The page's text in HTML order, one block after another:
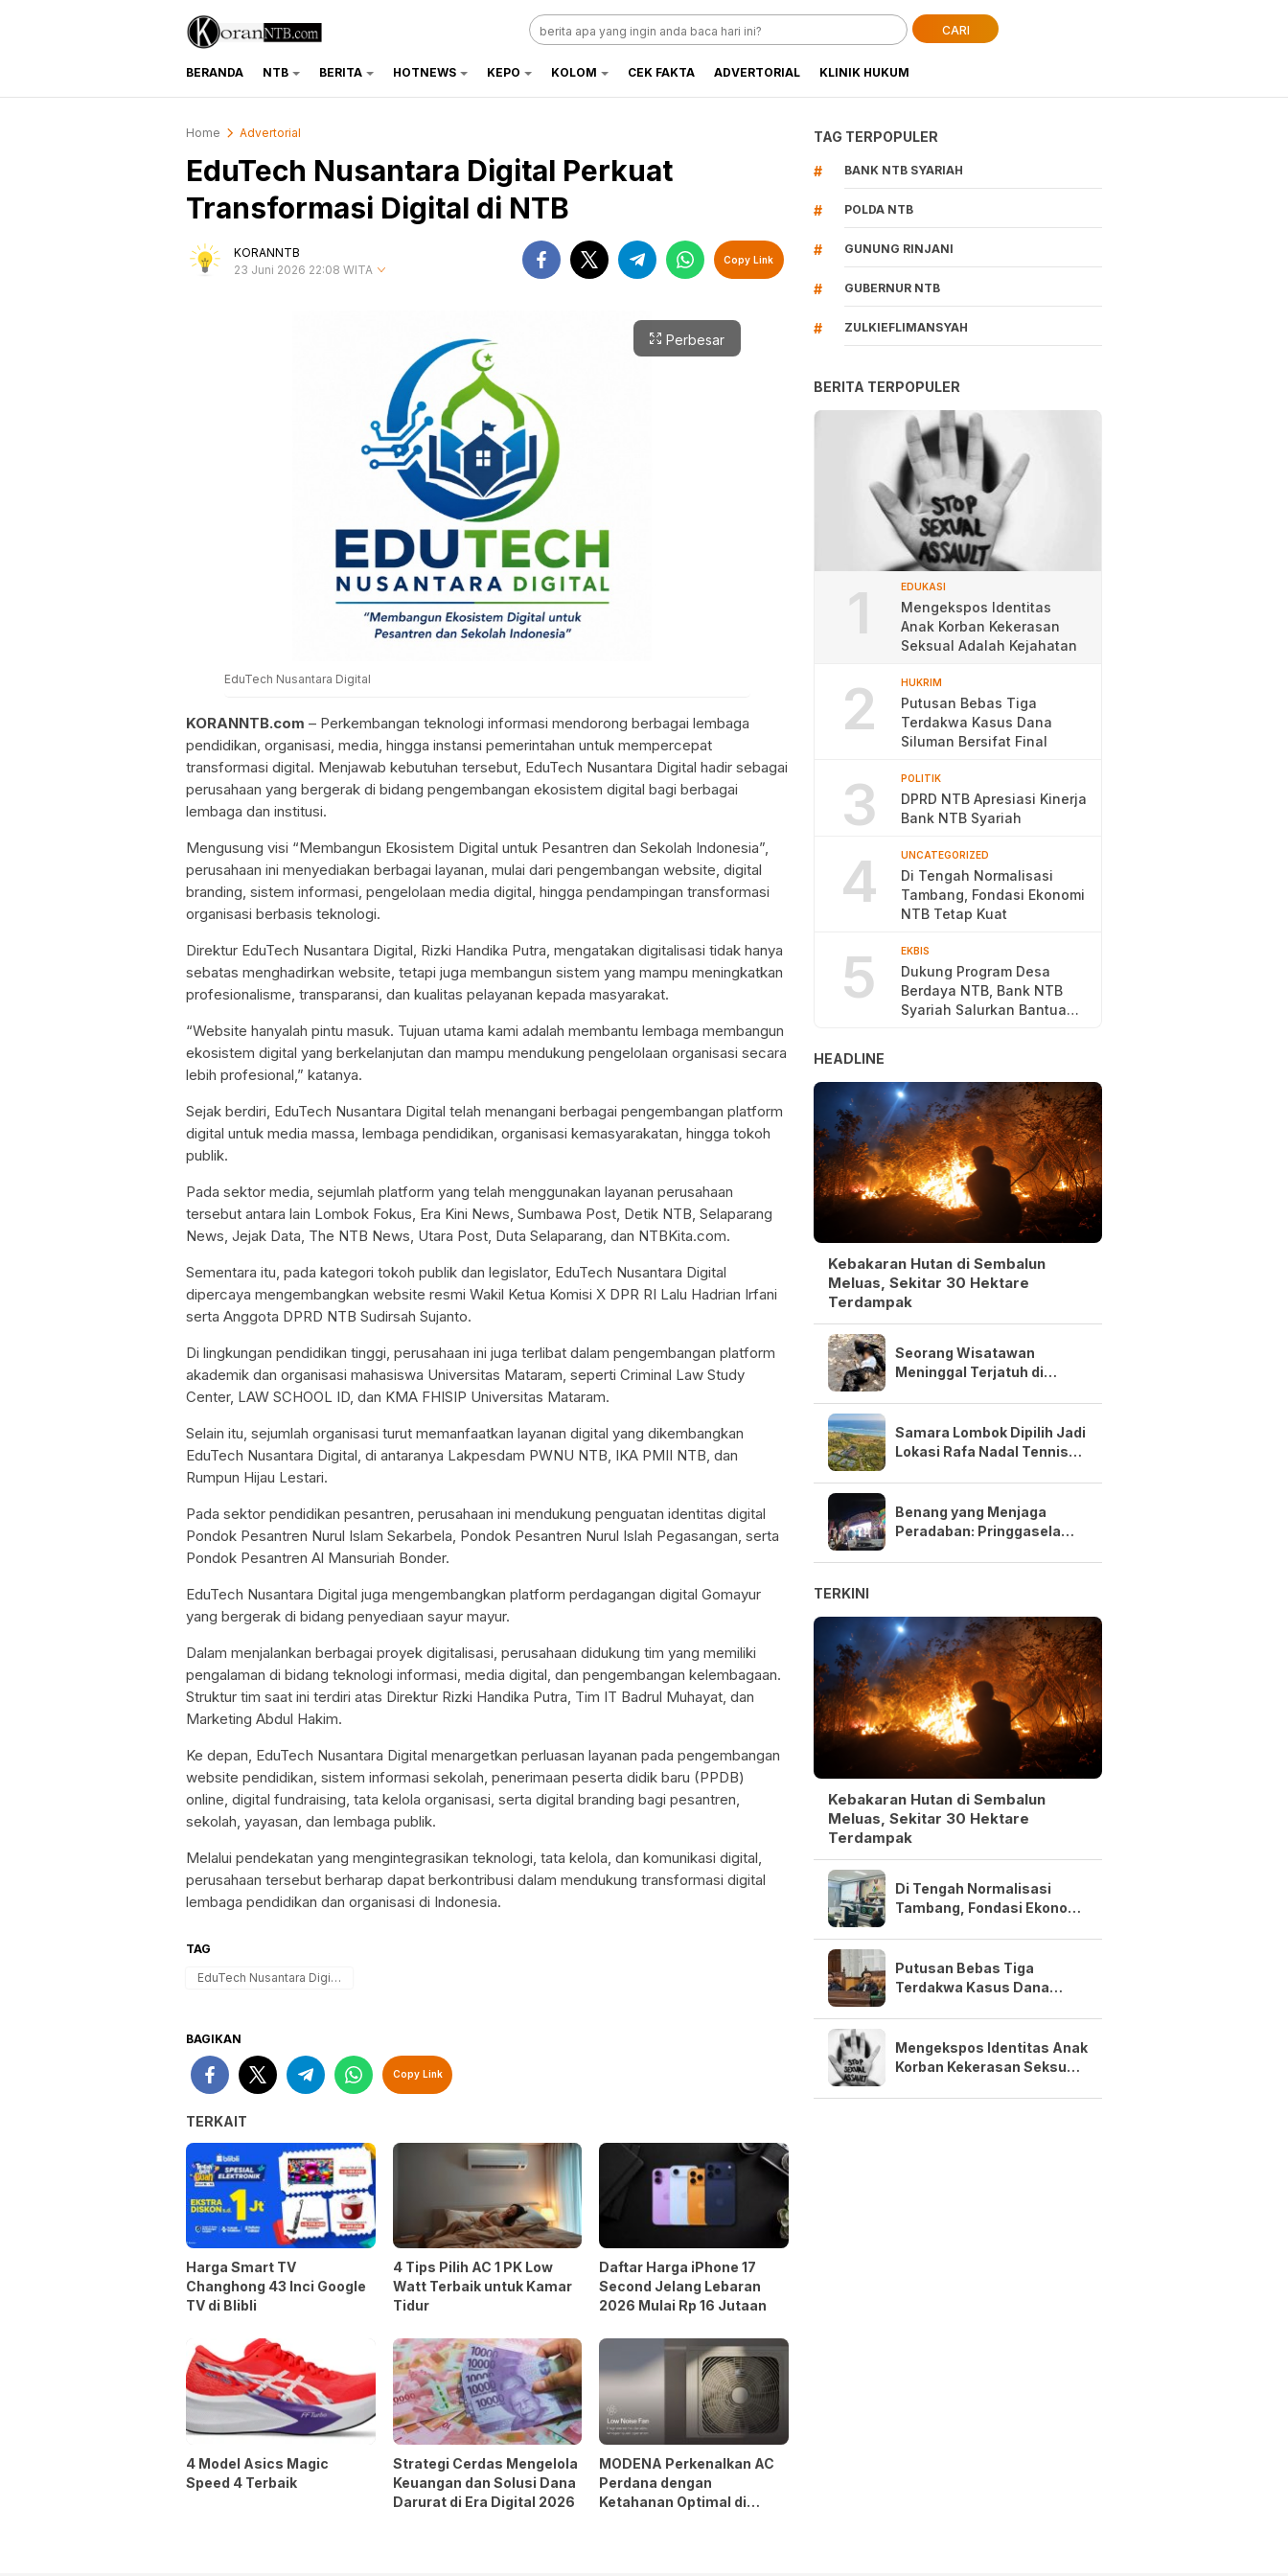
koranntb.com
CARI
BERANDA NTB BERITA HOTNEWS KEPO KOLOM CEK FAKTA ADVERTORIAL KLINIK HUKUM
Home Advertorial
EduTech Nusantara Digital Perkuat
Transformasi Digital di NTB
KORANNTB
23 Juni 2026 22:08 WITA
Copy Link
Perbesar
EduTech Nusantara Digital
KORANNTB.com – Perkembangan teknologi informasi mendorong berbagai lembaga
pendidikan, organisasi, media, hingga instansi pemerintahan untuk mempercepat
transformasi digital. Menjawab kebutuhan tersebut, EduTech Nusantara Digital hadir sebagai
perusahaan yang bergerak di bidang pengembangan ekosistem digital bagi berbagai
lembaga dan institusi.
Mengusung visi “Membangun Ekosistem Digital untuk Pesantren dan Sekolah Indonesia”,
perusahaan ini menyediakan berbagai layanan, mulai dari pengembangan website, digital
branding, sistem informasi, pengelolaan media digital, hingga pendampingan transformasi
organisasi berbasis teknologi.
Direktur EduTech Nusantara Digital, Rizki Handika Putra, mengatakan digitalisasi tidak hanya
sebatas menghadirkan website, tetapi juga membangun sistem yang mampu meningkatkan
profesionalisme, transparansi, dan kualitas pelayanan kepada masyarakat.
“Website hanyalah pintu masuk. Tujuan utama kami adalah membantu lembaga membangun
ekosistem digital yang berkelanjutan dan mampu mendukung pengelolaan organisasi secara
lebih profesional,” katanya.
Sejak berdiri, EduTech Nusantara Digital telah menangani berbagai pengembangan platform
digital untuk media massa, lembaga pendidikan, organisasi kemasyarakatan, hingga tokoh
publik.
Pada sektor media, sejumlah platform yang telah menggunakan layanan perusahaan
tersebut antara lain Lombok Fokus, Era Kini News, Sumbawa Post, Detik NTB, Selaparang
News, Jejak Data, The NTB News, Utara Post, Duta Selaparang, dan NTBKita.com.
Sementara itu, pada kategori tokoh publik dan legislator, EduTech Nusantara Digital
dipercaya mengembangkan website resmi Wakil Ketua Komisi X DPR RI Lalu Hadrian Irfani
serta Anggota DPRD NTB Sudirsah Sujanto.
Di lingkungan pendidikan tinggi, perusahaan ini juga terlibat dalam pengembangan platform
akademik dan organisasi mahasiswa Universitas Mataram, seperti Criminal Law Study
Center, LAW SCHOOL ID, dan KMA FHISIP Universitas Mataram.
Selain itu, sejumlah organisasi turut memanfaatkan layanan digital yang dikembangkan
EduTech Nusantara Digital, di antaranya Lakpesdam PWNU NTB, IKA PMII NTB, dan
Rumpun Hijau Lestari.
Pada sektor pendidikan pesantren, perusahaan ini mendukung penguatan identitas digital
Pondok Pesantren Nurul Islam Sekarbela, Pondok Pesantren Nurul Islah Pegasangan, serta
Pondok Pesantren Al Mansuriah Bonder.
EduTech Nusantara Digital juga mengembangkan platform perdagangan digital Gomayur
yang bergerak di bidang penyediaan sayur mayur.
Dalam menjalankan berbagai proyek digitalisasi, perusahaan didukung tim yang memiliki
pengalaman di bidang teknologi informasi, media digital, dan pengembangan kelembagaan.
Struktur tim saat ini terdiri atas Direktur Rizki Handika Putra, Tim IT Badrul Muhayat, dan
Marketing Abdul Hakim.
Ke depan, EduTech Nusantara Digital menargetkan perluasan layanan pada pengembangan
website pendidikan, sistem informasi sekolah, penerimaan peserta didik baru (PPDB)
online, digital fundraising, tata kelola organisasi, serta digital branding bagi pesantren,
sekolah, yayasan, dan lembaga publik.
Melalui pendekatan yang mengintegrasikan teknologi, tata kelola, dan komunikasi digital,
perusahaan tersebut berharap dapat berkontribusi dalam mendukung transformasi digital
lembaga pendidikan dan organisasi di Indonesia.
TAG
EduTech Nusantara Digital
BAGIKAN
Copy Link
TERKAIT
Harga Smart TV
Changhong 43 Inci Google
TV di Blibli
4 Tips Pilih AC 1 PK Low
Watt Terbaik untuk Kamar
Tidur
Daftar Harga iPhone 17
Second Jelang Lebaran
2026 Mulai Rp 16 Jutaan
4 Model Asics Magic
Speed 4 Terbaik
Strategi Cerdas Mengelola
Keuangan dan Solusi Dana
Darurat di Era Digital 2026
MODENA Perkenalkan AC
Perdana dengan
Ketahanan Optimal di
TAG TERPOPULER
# BANK NTB SYARIAH
# POLDA NTB
# GUNUNG RINJANI
# GUBERNUR NTB
# ZULKIEFLIMANSYAH
BERITA TERPOPULER
1 EDUKASI
Mengekspos Identitas
Anak Korban Kekerasan
Seksual Adalah Kejahatan
2 HUKRIM
Putusan Bebas Tiga
Terdakwa Kasus Dana
Siluman Bersifat Final
3 POLITIK
DPRD NTB Apresiasi Kinerja
Bank NTB Syariah
4 UNCATEGORIZED
Di Tengah Normalisasi
Tambang, Fondasi Ekonomi
NTB Tetap Kuat
5 EKBIS
Dukung Program Desa
Berdaya NTB, Bank NTB
Syariah Salurkan Bantuan
HEADLINE
Kebakaran Hutan di Sembalun
Meluas, Sekitar 30 Hektare
Terdampak
Seorang Wisatawan
Meninggal Terjatuh di
Samara Lombok Dipilih Jadi
Lokasi Rafa Nadal Tennis
Benang yang Menjaga
Peradaban: Pringgasela
TERKINI
Kebakaran Hutan di Sembalun
Meluas, Sekitar 30 Hektare
Terdampak
Di Tengah Normalisasi
Tambang, Fondasi Ekonomi
Putusan Bebas Tiga
Terdakwa Kasus Dana
Mengekspos Identitas Anak
Korban Kekerasan Seksual